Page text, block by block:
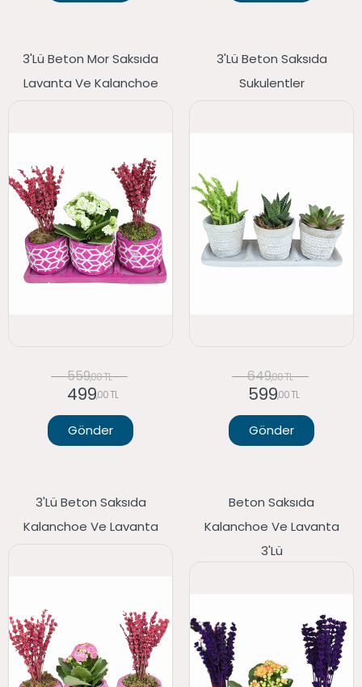
3'lü Beton Mor Saksıda
Lavanta Ve Kalanchoe
559,00 TL
499,00 TL
Gönder
3'lü Beton Saksıda
Sukulentler
649,00 TL
599,00 TL
Gönder
3'lü Beton Saksıda
Kalanchoe Ve Lavanta
Beton Saksıda
Kalanchoe Ve Lavanta
3'lü